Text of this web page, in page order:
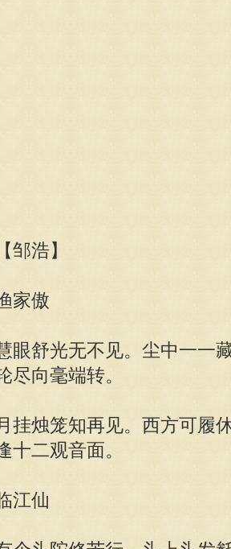
【邹浩】
家傲
眼舒光无不见。尘中一一
尽向毫端转。
挂烛笼知再见。西方可履
十二观音面。
江仙